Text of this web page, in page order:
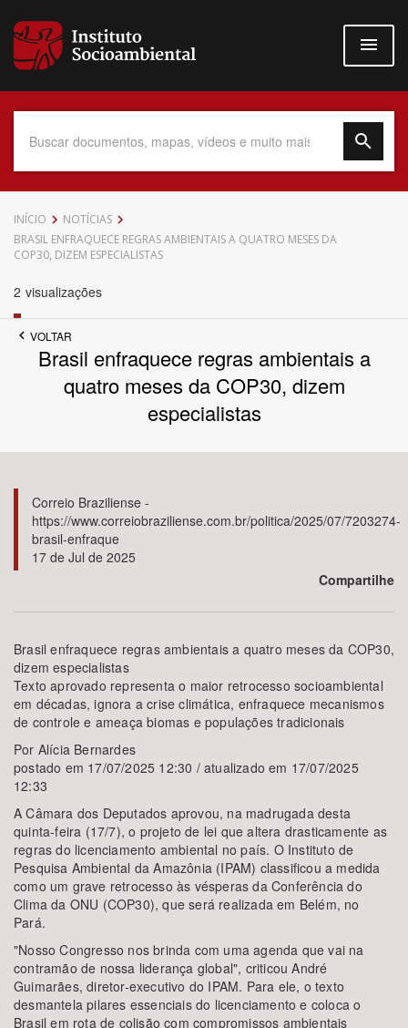
para
conteúdo
Data do Documento
Povo Indígena
Bioma / Bacia
Tema
Subtema
Área Protegida
BUSCAR
INÍCIO
NOTÍCIAS
BRASIL ENFRAQUECE REGRAS AMBIENTAIS A QUATRO MESES DA
COP30, DIZEM ESPECIALISTAS
2 visualizações
VOLTAR
Brasil enfraquece regras ambientais a
quatro meses da COP30, dizem
especialistas
Correio Braziliense -
https://www.correiobraziliense.com.br/politica/2025/07/7203274-
brasil-enfraque
17 de Jul de 2025
Compartilhe
Brasil enfraquece regras ambientais a quatro meses da COP30,
dizem especialistas
Texto aprovado representa o maior retrocesso socioambiental
em décadas, ignora a crise climática, enfraquece mecanismos
de controle e ameaça biomas e populações tradicionais
Por Alícia Bernardes
postado em 17/07/2025 12:30 / atualizado em 17/07/2025
12:33
A Câmara dos Deputados aprovou, na madrugada desta
quinta-feira (17/7), o projeto de lei que altera drasticamente as
regras do licenciamento ambiental no país. O Instituto de
Pesquisa Ambiental da Amazônia (IPAM) classificou a medida
como um grave retrocesso às vésperas da Conferência do
Clima da ONU (COP30), que será realizada em Belém, no
Pará.
"Nosso Congresso nos brinda com uma agenda que vai na
contramão de nossa liderança global", criticou André
Guimarães, diretor-executivo do IPAM. Para ele, o texto
desmantela pilares essenciais do licenciamento e coloca o
Brasil em rota de colisão com compromissos ambientais